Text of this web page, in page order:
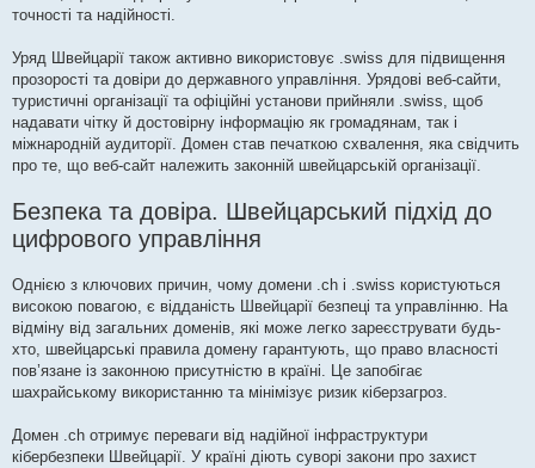
точності та надійності.
Уряд Швейцарії також активно використовує .swiss для підвищення
прозорості та довіри до державного управління. Урядові веб-сайти,
туристичні організації та офіційні установи прийняли .swiss, щоб
надавати чітку й достовірну інформацію як громадянам, так і
міжнародній аудиторії. Домен став печаткою схвалення, яка свідчить
про те, що веб-сайт належить законній швейцарській організації.
Безпека та довіра. Швейцарський підхід до
цифрового управління
Однією з ключових причин, чому домени .ch і .swiss користуються
високою повагою, є відданість Швейцарії безпеці та управлінню. На
відміну від загальних доменів, які може легко зареєструвати будь-
хто, швейцарські правила домену гарантують, що право власності
пов’язане із законною присутністю в країні. Це запобігає
шахрайському використанню та мінімізує ризик кіберзагроз.
Домен .ch отримує переваги від надійної інфраструктури
кібербезпеки Швейцарії. У країні діють суворі закони про захист